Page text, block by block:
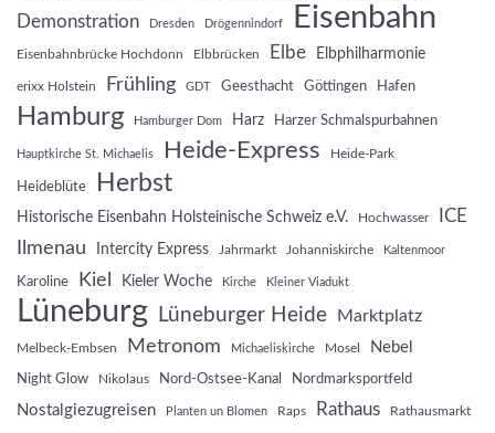
Demonstration Dresden Drögennindorf Eisenbahn
Eisenbahnbrücke Hochdonn Elbbrücken Elbe Elbphilharmonie
erixx Holstein Frühling GDT Geesthacht Göttingen Hafen
Hamburg Hamburger Dom Harz Harzer Schmalspurbahnen
Hauptkirche St. Michaelis Heide-Express Heide-Park
Heideblüte Herbst
Historische Eisenbahn Holsteinische Schweiz e.V. Hochwasser ICE
Ilmenau Intercity Express Jahrmarkt Johanniskirche Kaltenmoor
Karoline Kiel Kieler Woche Kirche Kleiner Viadukt
Lüneburg Lüneburger Heide Marktplatz
Melbeck-Embsen Metronom Michaeliskirche Mosel Nebel
Night Glow Nikolaus Nord-Ostsee-Kanal Nordmarksportfeld
Nostalgiezugreisen Planten un Blomen Raps Rathaus Rathausmarkt